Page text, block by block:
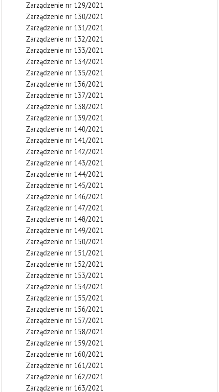
Zarządzenie nr 129/2021
Zarządzenie nr 130/2021
Zarządzenie nr 131/2021
Zarządzenie nr 132/2021
Zarządzenie nr 133/2021
Zarządzenie nr 134/2021
Zarządzenie nr 135/2021
Zarządzenie nr 136/2021
Zarządzenie nr 137/2021
Zarządzenie nr 138/2021
Zarządzenie nr 139/2021
Zarządzenie nr 140/2021
Zarządzenie nr 141/2021
Zarządzenie nr 142/2021
Zarządzenie nr 143/2021
Zarządzenie nr 144/2021
Zarządzenie nr 145/2021
Zarządzenie nr 146/2021
Zarządzenie nr 147/2021
Zarządzenie nr 148/2021
Zarządzenie nr 149/2021
Zarządzenie nr 150/2021
Zarządzenie nr 151/2021
Zarządzenie nr 152/2021
Zarządzenie nr 153/2021
Zarządzenie nr 154/2021
Zarządzenie nr 155/2021
Zarządzenie nr 156/2021
Zarządzenie nr 157/2021
Zarządzenie nr 158/2021
Zarządzenie nr 159/2021
Zarządzenie nr 160/2021
Zarządzenie nr 161/2021
Zarządzenie nr 162/2021
Zarządzenie nr 163/2021